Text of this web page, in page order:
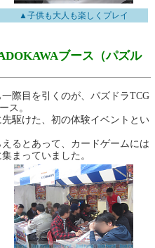
▲子供も大人も楽しくプレイ
ブース（パズル
際目を引くのが、パズドラTCG
ス。
駆けた、初の体験イベントとい
るとあって、カードゲームには
まっていました。